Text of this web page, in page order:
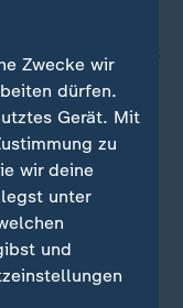
Zwecke wir
dürfen.
Gerät. Mit
zu
wir deine
unter
und